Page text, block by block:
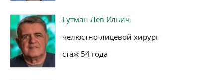
Гутман Лев Ильич
челюстно-лицевой хирург
стаж 54 года